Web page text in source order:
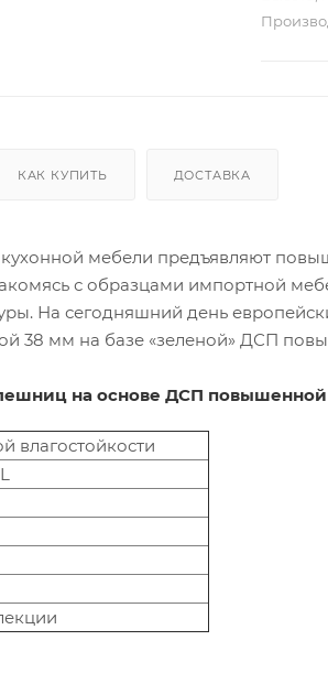
КАК КУПИТЬ ДОСТАВКА
мебели предъявляют
с образцами импортной
На сегодняшний день
38 мм на базе «зеленой» ДСП
на основе ДСП